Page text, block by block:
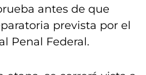
antes de que
prevista por el
Penal Federal.